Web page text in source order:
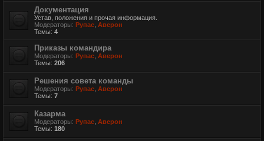
Документация
Устав, положения и прочая информация.
Модераторы: Рупас Аверон
Темы: 4
Приказы командира
Модераторы: Рупас Аверон
Темы: 206
Решения совета команды
Модераторы: Рупас Аверон
Темы: 7
Казарма
Модераторы: Рупас Аверон
Темы: 180